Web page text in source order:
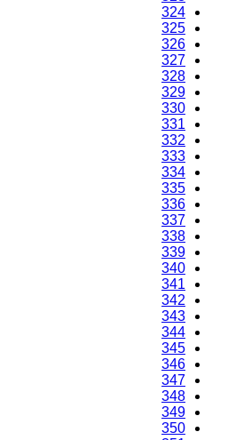
324
325
326
327
328
329
330
331
332
333
334
335
336
337
338
339
340
341
342
343
344
345
346
347
348
349
350